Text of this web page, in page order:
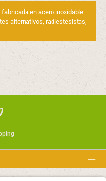
en acero inoxidable
alternativos, radiestesistas,